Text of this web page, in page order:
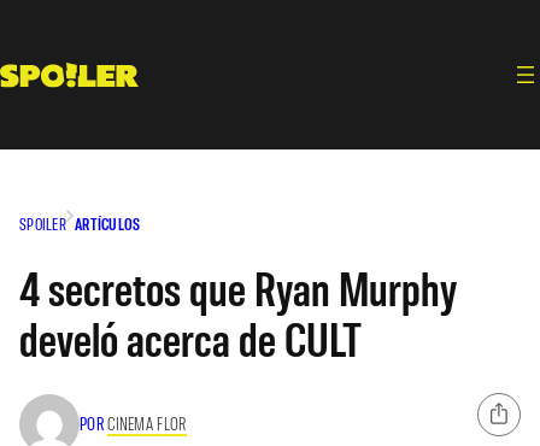
contenido
SPOILER ARTÍCULOS
4 secretos que Ryan Murphy
develó acerca de CULT
PORCINEMA FLOR